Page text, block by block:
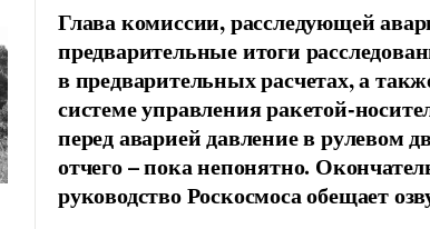
Глава комиссии, расследующей
предварительные итоги
в предварительных расчетах, а
системе управления ракетой-
перед аварией давление в рулевом
отчего – пока непонятно.
руководство Роскосмоса обещает